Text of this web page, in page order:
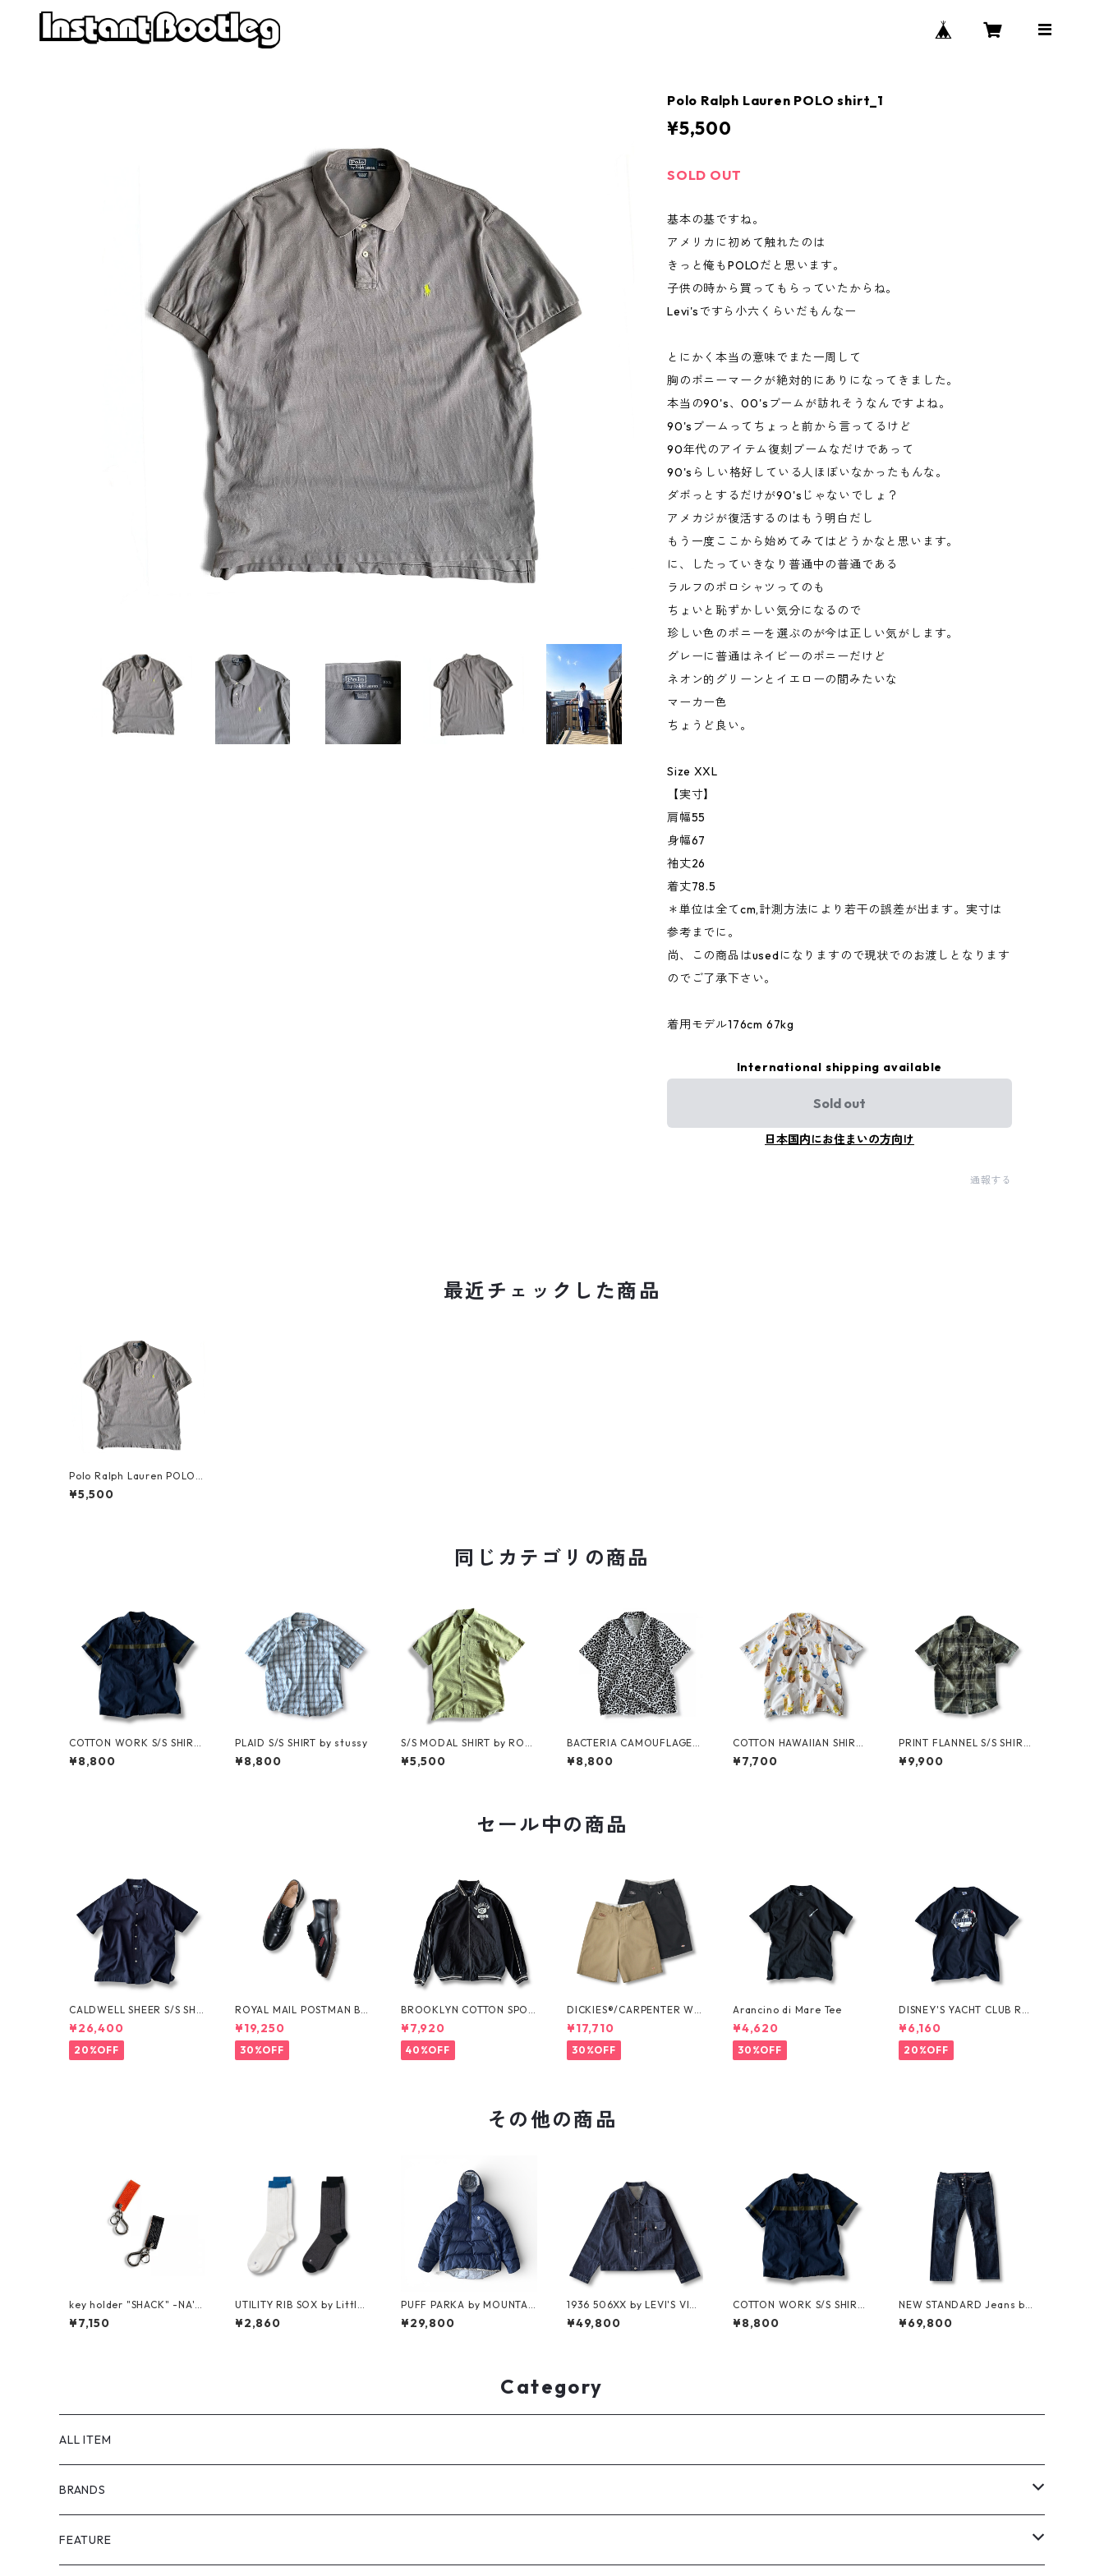
Polo Ralph Lauren POLO shirt_1
¥5,500
SOLD OUT
基本の基ですね。
アメリカに初めて触れたのは
きっと俺もPOLOだと思います。
子供の時から買ってもらっていたからね。
Levi'sですら小六くらいだもんなー
とにかく本当の意味でまた一周して
胸のポニーマークが絶対的にありになってきました。
本当の90's、00'sブームが訪れそうなんですよね。
90'sブームってちょっと前から言ってるけど
90年代のアイテム復刻ブームなだけであって
90'sらしい格好している人ほぼいなかったもんな。
ダボっとするだけが90'sじゃないでしょ？
アメカジが復活するのはもう明白だし
もう一度ここから始めてみてはどうかなと思います。
に、したっていきなり普通中の普通である
ラルフのポロシャツってのも
ちょいと恥ずかしい気分になるので
珍しい色のポニーを選ぶのが今は正しい気がします。
グレーに普通はネイビーのポニーだけど
ネオン的グリーンとイエローの間みたいな
マーカー色
ちょうど良い。
Size XXL
【実寸】
肩幅55
身幅67
袖丈26
着丈78.5
＊単位は全てcm,計測方法により若干の誤差が出ます。実寸は
参考までに。
尚、この商品はusedになりますので現状でのお渡しとなります
のでご了承下さい。
着用モデル176cm 67kg
International shipping available
Sold out
日本国内にお住まいの方向け
通報する
最近チェックした商品
Polo Ralph Lauren POLO s
hirt_1
¥5,500
同じカテゴリの商品
COTTON WORK S/S SHIRT
by stussy
¥8,800
PLAID S/S SHIRT by stussy
¥8,800
S/S MODAL SHIRT by ROY
AL ROBBINS
¥5,500
BACTERIA CAMOUFLAGE
S/S SHIRT For KMA
¥8,800
COTTON HAWAIIAN SHIRT
by PACIFIC LEGEND
¥7,700
PRINT FLANNEL S/S SHIRT
by COREFIGHTER
¥9,900
セール中の商品
CALDWELL SHEER S/S SHI
RT by Polo Ralph Lauren
¥26,400
20%OFF
ROYAL MAIL POSTMAN BO
OTS by Dr.MARTENS
¥19,250
30%OFF
BROOKLYN COTTON SPOR
T JKT by Polo Ralph Laure
n
¥7,920
40%OFF
DICKIES®/CARPENTER WI
DE SHORTS -SEDAN ALL-P
URPOSE-
¥17,710
30%OFF
Arancino di Mare Tee
¥4,620
30%OFF
DISNEY'S YACHT CLUB RES
ORT Tee
¥6,160
20%OFF
その他の商品
key holder "SHACK" -NA'V
VY-
¥7,150
UTILITY RIB SOX by Little
Yarmouth
¥2,860
PUFF PARKA by MOUNTAI
N RESEARCH
¥29,800
1936 506XX by LEVI'S VINT
AGE GLOTHING NO-WASH
¥49,800
COTTON WORK S/S SHIRT
by stussy
¥8,800
NEW STANDARD Jeans by
A.P.C. x Supreme
¥69,800
Category
ALL ITEM
BRANDS
GHOST ALMOSTBLACK
FEATURE